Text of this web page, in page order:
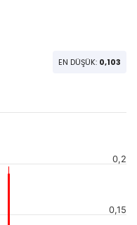
EN DÜŞÜK: 0,103
0,15
0,2